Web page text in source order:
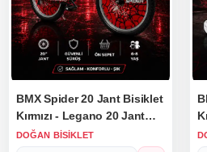
BMX Spider 20 Jant Bisiklet
Kırmızı - Legano 20 Jant
Bisiklet Spider Lüx Bisiklet
DOĞAN BISIKLET